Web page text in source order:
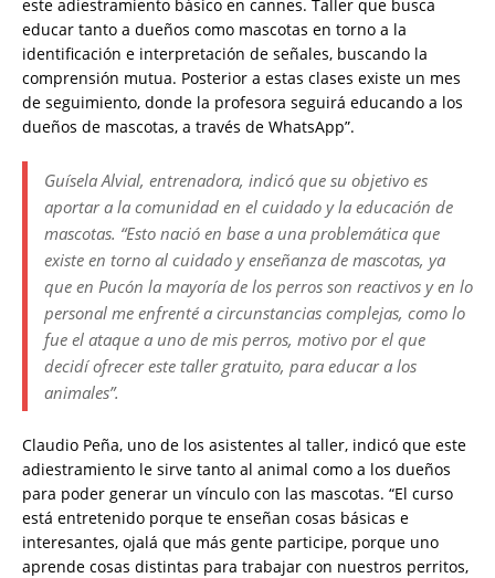
este adiestramiento básico en cannes. Taller que busca
educar tanto a dueños como mascotas en torno a la
identificación e interpretación de señales, buscando la
comprensión mutua. Posterior a estas clases existe un mes
de seguimiento, donde la profesora seguirá educando a los
dueños de mascotas, a través de WhatsApp”.
Guísela Alvial, entrenadora, indicó que su objetivo es
aportar a la comunidad en el cuidado y la educación de
mascotas. “Esto nació en base a una problemática que
existe en torno al cuidado y enseñanza de mascotas, ya
que en Pucón la mayoría de los perros son reactivos y en lo
personal me enfrenté a circunstancias complejas, como lo
fue el ataque a uno de mis perros, motivo por el que
decidí ofrecer este taller gratuito, para educar a los
animales”.
Claudio Peña, uno de los asistentes al taller, indicó que este
adiestramiento le sirve tanto al animal como a los dueños
para poder generar un vínculo con las mascotas. “El curso
está entretenido porque te enseñan cosas básicas e
interesantes, ojalá que más gente participe, porque uno
aprende cosas distintas para trabajar con nuestros perritos,